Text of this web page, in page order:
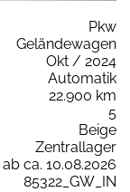
Pkw
Geländewagen
Okt / 2024
Automatik
22.900 km
5
Beige
Zentrallager
ab ca. 10.08.2026
85322_GW_IN